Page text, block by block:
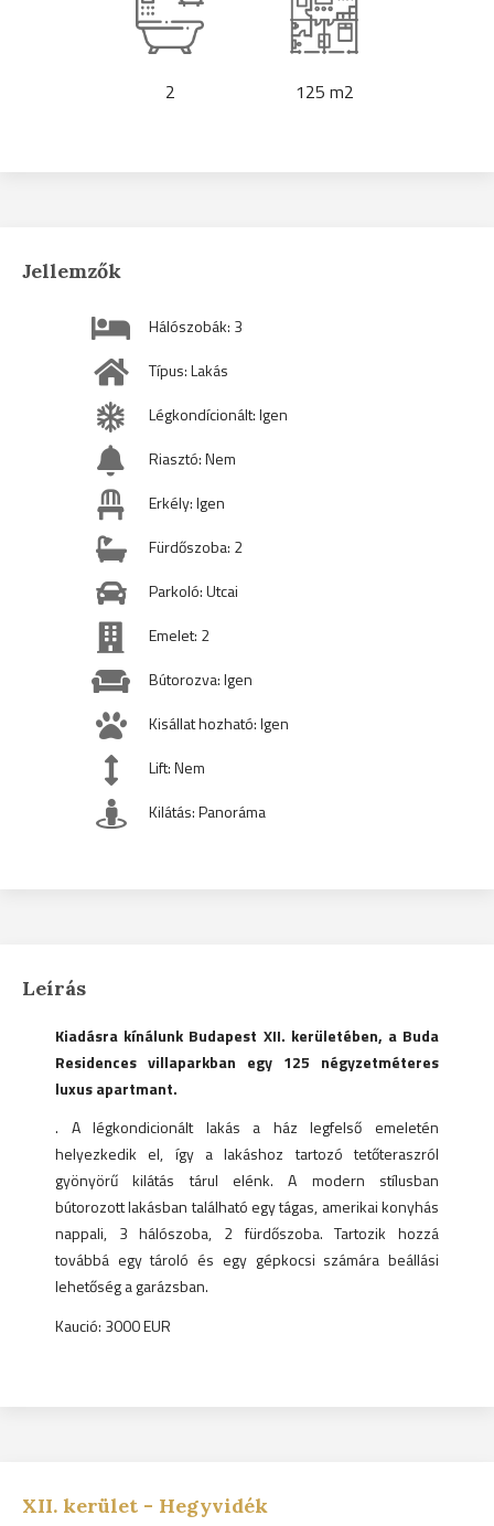
2 125 m2
Jellemzők
Hálószobák: 3
Típus: Lakás
Légkondícionált: Igen
Riasztó: Nem
Erkély: Igen
Fürdőszoba: 2
Parkoló: Utcai
Emelet: 2
Bútorozva: Igen
Kisállat hozható: Igen
Lift: Nem
Kilátás: Panoráma
Leírás
Kiadásra kínálunk Budapest XII. kerületében, a Buda
Residences villaparkban egy 125 négyzetméteres
luxus apartmant.
. A légkondicionált lakás a ház legfelső emeletén
helyezkedik el, így a lakáshoz tartozó tetőteraszról
gyönyörű kilátás tárul elénk. A modern stílusban
bútorozott lakásban található egy tágas, amerikai konyhás
nappali, 3 hálószoba, 2 fürdőszoba. Tartozik hozzá
továbbá egy tároló és egy gépkocsi számára beállási
lehetőség a garázsban.
Kaució: 3000 EUR
XII. kerület - Hegyvidék